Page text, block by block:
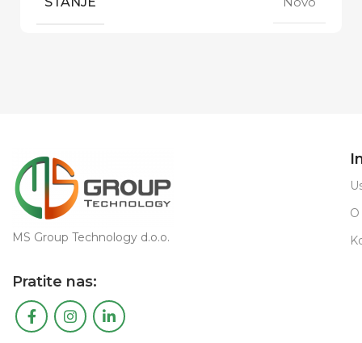
MS Group Technology d.o.o.
Pratite nas: